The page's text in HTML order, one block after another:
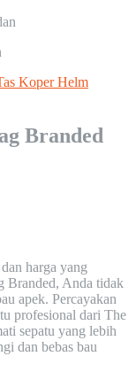
Koper Helm
Branded
harga yang
Branded, Anda tidak
apek. Percayakan
profesional dari The
sepatu yang lebih
dan bebas bau